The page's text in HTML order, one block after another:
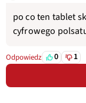
po co ten tablet
cyfrowego
Odpowiedz 0 1